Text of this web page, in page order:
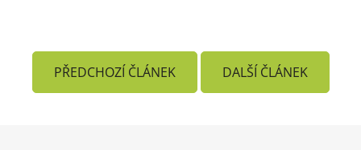
PŘEDCHOZÍ ČLÁNEK DALŠÍ ČLÁNEK